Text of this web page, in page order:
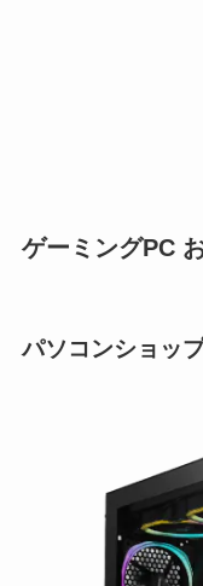
ゲーミングPC
パソコンショッ